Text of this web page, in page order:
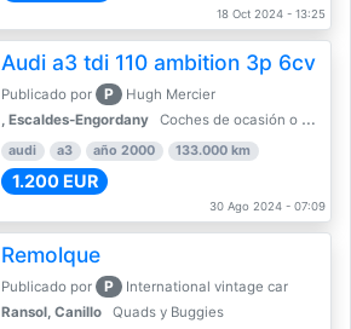
18 Oct 2024 - 13:25
Audi a3 tdi 110 ambition 3p 6cv
Publicado por P
Hugh Mercier
, Escaldes-Engordany
Coches de ocasión o Nuevo
audi a3 año 2000 133.000 km
1.200 EUR
30 Ago 2024 - 07:09
Remolque
Publicado por P
International vintage car
Ransol, Canillo
Quads y Buggies